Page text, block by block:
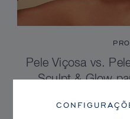
Pele Viçosa vs.
Sculpt & Glow